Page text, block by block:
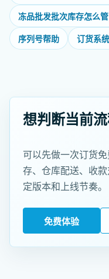
冻品批发批次库存怎么
序列号帮助
订货系
想判断当前
可以先做一次订货
存、仓库配送、收
定版本和上线节奏。
免费体验